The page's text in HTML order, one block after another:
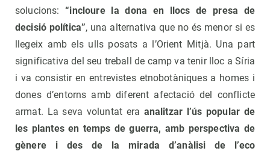
solucions: “incloure la dona en llocs de presa de
decisió política”, una alternativa que no és menor si es
llegeix amb els ulls posats a l’Orient Mitjà. Una part
significativa del seu treball de camp va tenir lloc a Síria
i va consistir en entrevistes etnobotàniques a homes i
dones d’entorns amb diferent afectació del conflicte
armat. La seva voluntat era analitzar l’ús popular de
les plantes en temps de guerra, amb perspectiva de
gènere i des de la mirada d’anàlisi de l’eco